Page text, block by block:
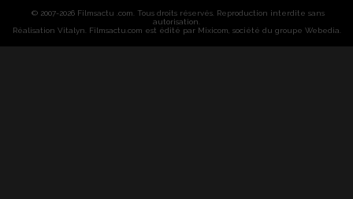
© 2007-2026 Filmsactu .com. Tous droits réservés. Reproduction interdite sans
autorisation.
Réalisation Vitalyn . Filmsactu .com est édité par Mixicom, société du groupe Webedia.